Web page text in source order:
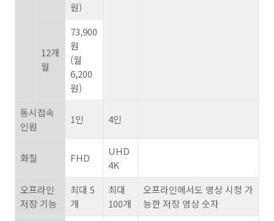
원)
12개
월
73,900
원
(월
6,200
원)
동시접속
인원
1인 4인
화질 FHD
UHD
4K
오프라인
저장 기능
최대 5
개
최대
100개
오프라인에서도 영상 시청 가
능한 저장 영상 숫자